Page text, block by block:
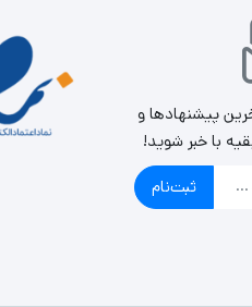
پیشنهادها و
با خبر شوید!
ثبت‌نام